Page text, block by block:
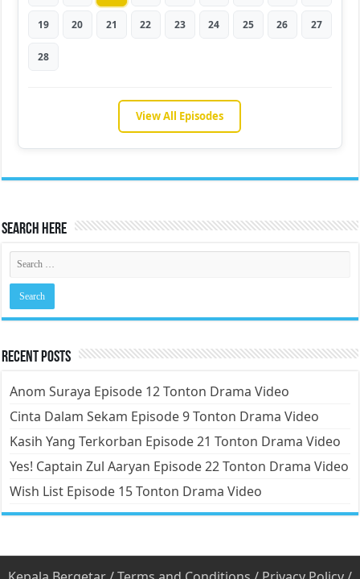
19 20 21 22 23 24 25 26 27
28
View All Episodes
Search Here
Recent Posts
Anom Suraya Episode 12 Tonton Drama Video
Cinta Dalam Sekam Episode 9 Tonton Drama Video
Kasih Yang Terkorban Episode 21 Tonton Drama Video
Yes! Captain Zul Aaryan Episode 22 Tonton Drama Video
Wish List Episode 15 Tonton Drama Video